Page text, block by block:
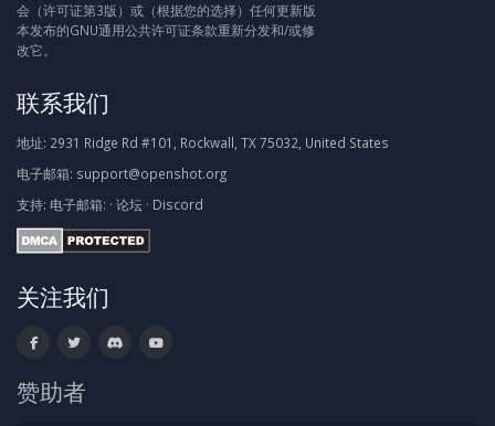
会（许可证第3版）或（根据您的选择）任何更新版
本发布的GNU通用公共许可证条款重新分发和/或修
改它。
联系我们
地址: 2931 Ridge Rd #101, Rockwall, TX 75032, United States
电子邮箱: support@openshot.org
支持: 电子邮箱: · 论坛 · Discord
关注我们
赞助者